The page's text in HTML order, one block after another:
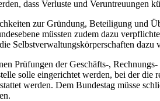
dass Verluste und Veruntreuungen
zur Gründung, Beteiligung und
müssten zudem dazu
Selbstverwaltungskörperschaften
Prüfungen der Geschäfts-,
solle eingerichtet werden, bei der
werden. Dem Bundestag müsse